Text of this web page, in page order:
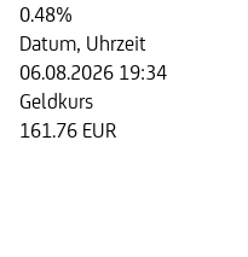
0.48%
Datum, Uhrzeit
06.08.2026 19:34
Geldkurs
161.76 EUR